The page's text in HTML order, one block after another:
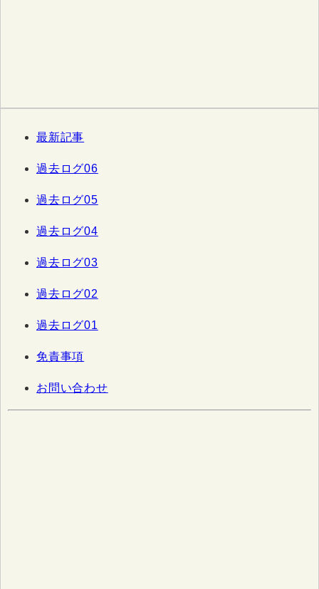
最新記事
過去ログ06
過去ログ05
過去ログ04
過去ログ03
過去ログ02
過去ログ01
免責事項
お問い合わせ